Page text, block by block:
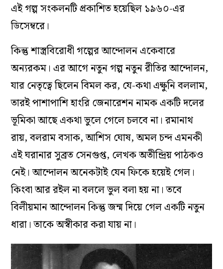
এই গল্প সংকলনটি প্রকাশিত হয়েছিল ১৯৬০-এর
ডিসেম্বরে।
কিন্তু শাস্ত্রবিরোধী গল্পের আন্দোলন একেবারে
অন্যরকম। এর আগে নতুন গল্প নতুন রীতির আন্দোলন,
যার নেতৃত্বে ছিলেন বিমল কর, যে-কথা এক্ষুনি বললাম,
তারই পাশাপাশি হাংরি জেনারেশন নামক একটি দলের
ভূমিকা আছে একথা ভুলে গেলে চলবে না। রমানাথ
রায়, বলরাম বসাক, আশিস ঘোষ, অমল চন্দ এমনকী
এই ঘরানার সুব্রত সেনগুপ্ত, লেখক অতীন্দ্রিয় পাঠকও
নেই। আন্দোলন অনেকটাই যেন ফিকে হয়েই গেল।
কিংবা আর রইল না বললে ভুল বলা হয় না। তবে
বিলীয়মান আন্দোলন কিন্তু জন্ম দিয়ে গেল একটি নতুন
ধারা। তাকে অস্বীকার করা যায় না।